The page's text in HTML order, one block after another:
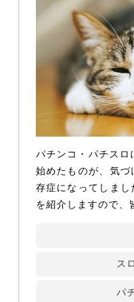
パチンコ・パチスロ
始めたものが、気
存症になってしま
を紹介しますので、
ス
パ